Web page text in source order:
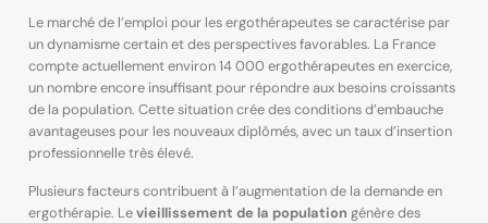
Le marché de l’emploi pour les ergothérapeutes se caractérise par
un dynamisme certain et des perspectives favorables. La France
compte actuellement environ 14 000 ergothérapeutes en exercice,
un nombre encore insuffisant pour répondre aux besoins croissants
de la population. Cette situation crée des conditions d’embauche
avantageuses pour les nouveaux diplômés, avec un taux d’insertion
professionnelle très élevé.
Plusieurs facteurs contribuent à l’augmentation de la demande en
ergothérapie. Levieillissement de la population génère des